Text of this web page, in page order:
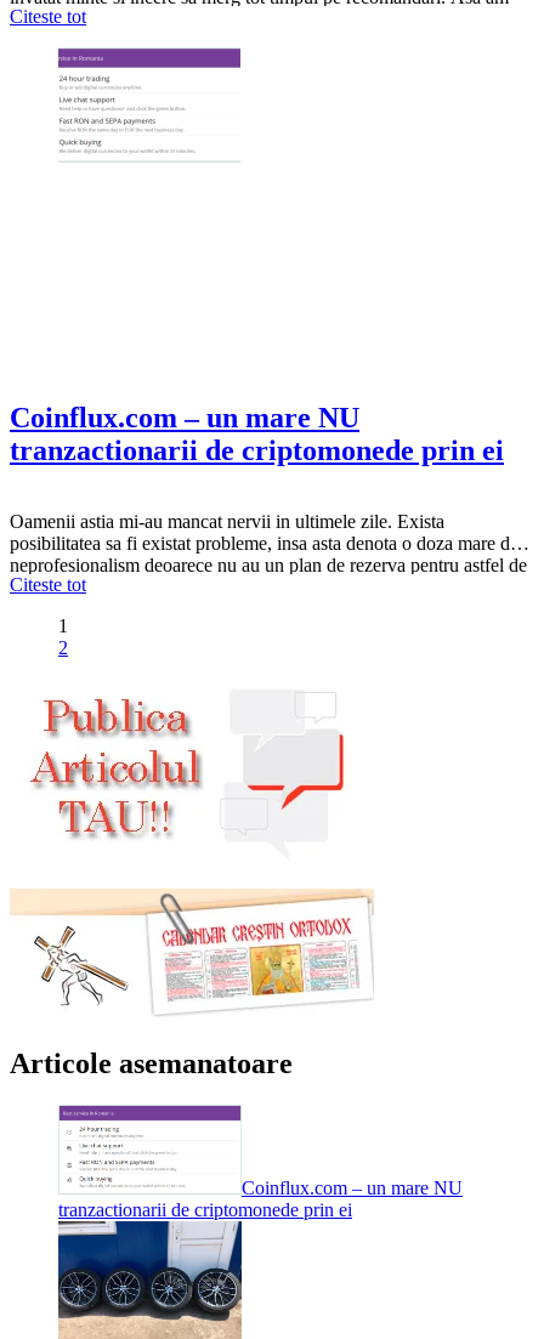
facut si acum, cand un client de-al meu, cei de la kamoauto.ro mi-au
Citeste tot
Coinflux.com – un mare NU
tranzactionarii de criptomonede prin ei
Oamenii astia mi-au mancat nervii in ultimele zile. Exista
posibilitatea sa fi existat probleme, insa asta denota o doza mare de
neprofesionalism deoarece nu au un plan de rezerva pentru astfel de
momente si nici nu pare ca se agita pentru a-si face unul. Ce s-a
Citeste tot
1
2
Articole asemanatoare
Coinflux.com – un mare NU
tranzactionarii de criptomonede prin ei